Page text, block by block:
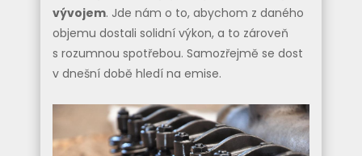
vývojem. Jde nám o to, abychom z daného
objemu dostali solidní výkon, a to zároveň
s rozumnou spotřebou. Samozřejmě se dost
v dnešní době hledí na emise.